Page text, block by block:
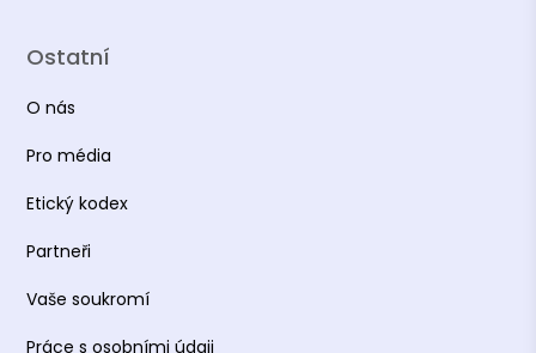
Ostatní
O nás
Pro média
Etický kodex
Partneři
Vaše soukromí
Práce s osobními údaji